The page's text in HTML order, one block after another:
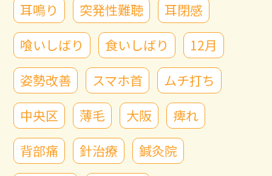
耳鳴り
突発性難聴
耳閉感
喰いしばり
食いしばり
12月
姿勢改善
スマホ首
ムチ打ち
中央区
薄毛 大阪
痺れ
背部痛
針治療
鍼灸院